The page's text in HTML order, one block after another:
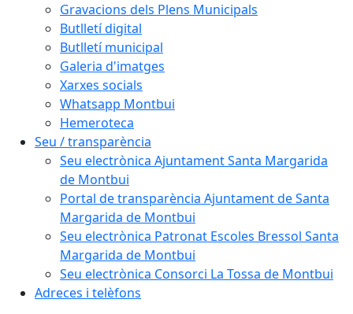
Gravacions dels Plens Municipals
Butlletí digital
Butlletí municipal
Galeria d'imatges
Xarxes socials
Whatsapp Montbui
Hemeroteca
Seu / transparència
Seu electrònica Ajuntament Santa Margarida
de Montbui
Portal de transparència Ajuntament de Santa
Margarida de Montbui
Seu electrònica Patronat Escoles Bressol Santa
Margarida de Montbui
Seu electrònica Consorci La Tossa de Montbui
Adreces i telèfons